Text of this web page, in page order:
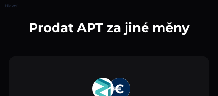
Hlavní
Prodat APT za jiné měny